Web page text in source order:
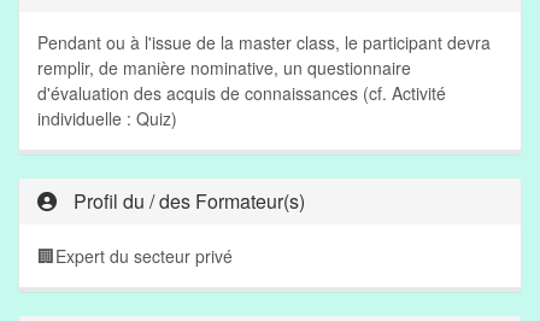
Pendant ou à l'issue de la master class, le participant devra
remplir, de manière nominative, un questionnaire
d'évaluation des acquis de connaissances (cf. Activité
individuelle : Quiz)
Profil du / des Formateur(s)
🏢Expert du secteur privé